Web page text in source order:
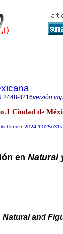
2448-8216versión
Ciudad de
en Natural
Natural and